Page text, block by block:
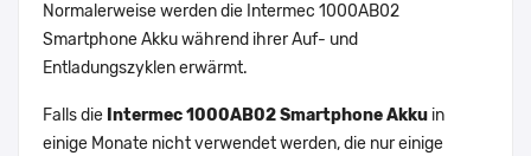
Normalerweise werden die Intermec 1000AB02
Smartphone Akku während ihrer Auf- und
Entladungszyklen erwärmt.
Falls die Intermec 1000AB02 Smartphone Akku in
einige Monate nicht verwendet werden, die nur einige